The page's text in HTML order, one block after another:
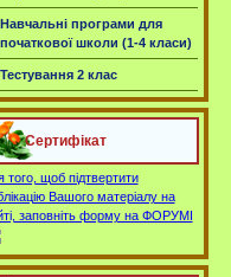
Навчальні програми для
початкової школи (1-4 класи)
Тестування 2 клас
Сертифікат
того, щоб підтвертити
Вашого матеріалу на
заповніть форму на ФОРУМІ